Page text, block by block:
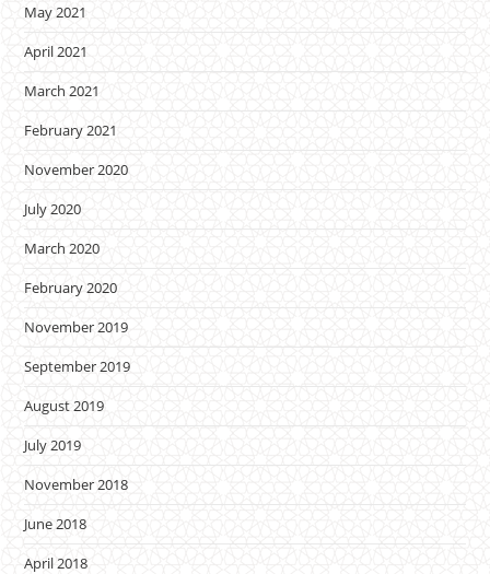
May 2021
April 2021
March 2021
February 2021
November 2020
July 2020
March 2020
February 2020
November 2019
September 2019
August 2019
July 2019
November 2018
June 2018
April 2018